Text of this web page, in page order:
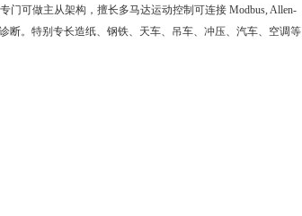
门可做主从架构，擅长多马达运动控制可连接 Modbus, Allen-
断。特别专长造纸、钢铁、天车、吊车、冲压、汽车、空调等